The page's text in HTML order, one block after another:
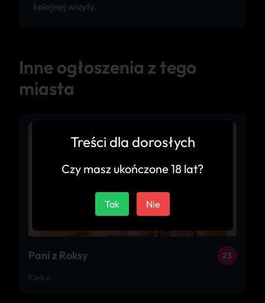
kolejnej wizyty.
Inne ogłoszenia z tego
miasta
Pani z Roksy 23
Kielce
Treści dla dorosłych
Czy masz ukończone 18 lat?
Tak Nie